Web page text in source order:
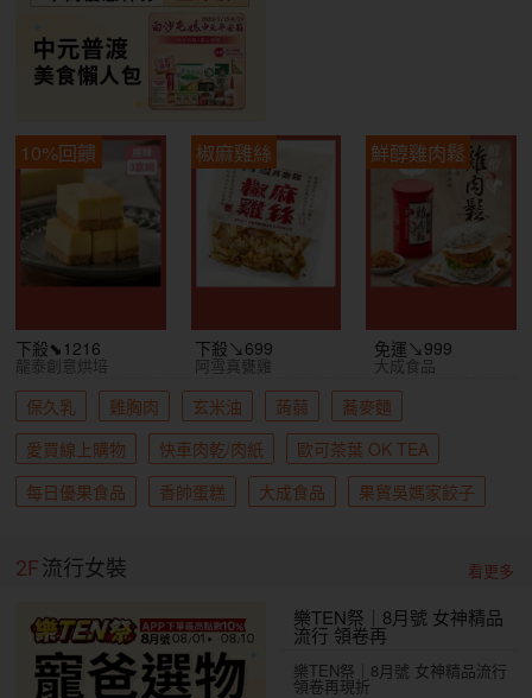
10%回饋
下殺⬊1216
龍泰創意烘培
椒麻雞絲
下殺↘699
阿雪真甕雞
鮮醇雞肉鬆
免運↘999
大成食品
保久乳 雞胸肉 玄米油 蒟蒻
蕎麥麵
愛買線上購物
快車肉乾/肉紙
歐可茶葉 OK TEA
每日優果食品
香帥蛋糕 大成食品 果貿吳媽家餃子
2F流行女裝 看更多
樂TEN祭｜8月號 女神精品
流行 領卷再
樂TEN祭｜8月號 女神精品流行
領卷再現折